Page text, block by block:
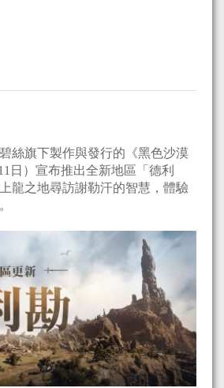
絲旗下製作與發行的《黑色沙漠
日）宣布推出全新地區「德利
龍之地尋訪謝勒汗的智慧，體驗